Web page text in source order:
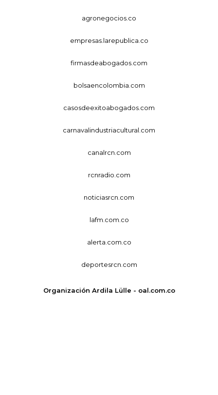
agronegocios.co
empresas.larepublica.co
firmasdeabogados.com
bolsaencolombia.com
casosdeexitoabogados.com
carnavalindustriacultural.com
canalrcn.com
rcnradio.com
noticiasrcn.com
lafm.com.co
alerta.com.co
deportesrcn.com
Organización Ardila Lülle - oal.com.co